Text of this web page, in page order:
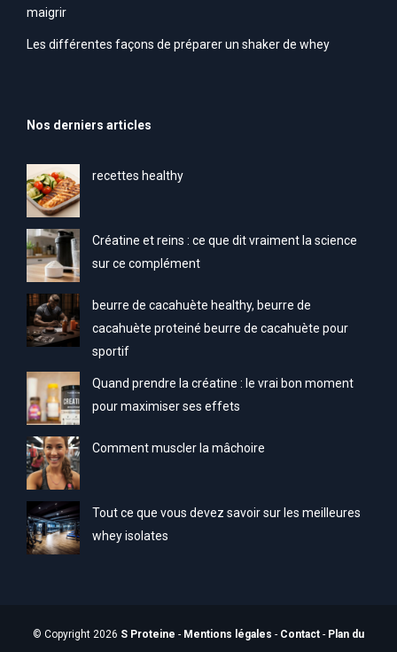
maigrir
Les différentes façons de préparer un shaker de whey
Nos derniers articles
recettes healthy
Créatine et reins : ce que dit vraiment la science
sur ce complément
beurre de cacahuète healthy, beurre de
cacahuète proteiné beurre de cacahuète pour
sportif
Quand prendre la créatine : le vrai bon moment
pour maximiser ses effets
Comment muscler la mâchoire
Tout ce que vous devez savoir sur les meilleures
whey isolates
© Copyright 2026 S Proteine - Mentions légales - Contact - Plan du